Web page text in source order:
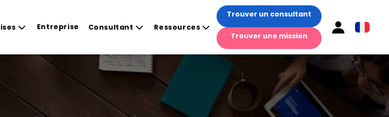
Entreprise Consultant Ressources
Trouver un consultant
Trouver une mission